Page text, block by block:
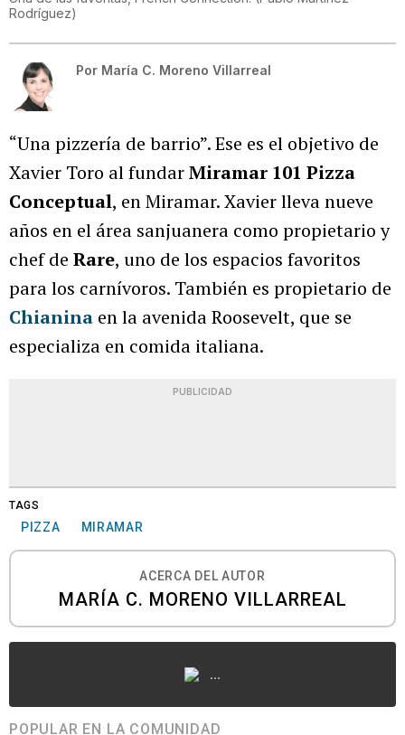
Rodríguez)
Por María C. Moreno Villarreal
“Una pizzería de barrio”. Ese es el objetivo de
Xavier Toro al fundarMiramar 101 Pizza
Conceptual, en Miramar. Xavier lleva nueve
años en el área sanjuanera como propietario y
chef de Rare, uno de los espacios favoritos
para los carnívoros. También es propietario de
Chianina en la avenida Roosevelt, que se
especializa en comida italiana.
PUBLICIDAD
TAGS
PIZZA MIRAMAR
ACERCA DEL AUTOR
MARÍA C. MORENO VILLARREAL
...
POPULAR EN LA COMUNIDAD